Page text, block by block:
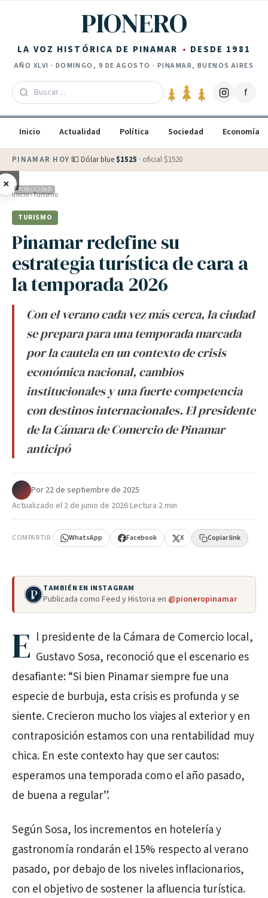
PIONERO
LA VOZ HISTÓRICA DE PINAMAR DESDE 1981
AÑO XLVI · DOMINGO, 9 DE AGOSTO · PINAMAR, BUENOS AIRES
f
Inicio Actualidad Política Sociedad Economía
PINAMAR HOY·💵 Dólar blue $1525 · oficial $1520
× PUBLICIDAD
Inicio›Turismo
TURISMO
Pinamar redefine su
estrategia turística de cara a
la temporada 2026
Con el verano cada vez más cerca, la ciudad
se prepara para una temporada marcada
por la cautela en un contexto de crisis
económica nacional, cambios
institucionales y una fuerte competencia
con destinos internacionales. El presidente
de la Cámara de Comercio de Pinamar
anticipó
Por·22 de septiembre de 2025·
Actualizado el 2 de junio de 2026·Lectura 2 min
COMPARTIR WhatsApp Facebook X Copiar link
TAMBIÉN EN INSTAGRAM
Publicada como Feed y Historia en @pioneropinamar
E l presidente de la Cámara de Comercio local,
Gustavo Sosa, reconoció que el escenario es
desafiante: “Si bien Pinamar siempre fue una
especie de burbuja, esta crisis es profunda y se
siente. Crecieron mucho los viajes al exterior y en
contraposición estamos con una rentabilidad muy
chica. En este contexto hay que ser cautos:
esperamos una temporada como el año pasado,
de buena a regular”.
Según Sosa, los incrementos en hotelería y
gastronomía rondarán el 15% respecto al verano
pasado, por debajo de los niveles inflacionarios,
con el objetivo de sostener la afluencia turística.